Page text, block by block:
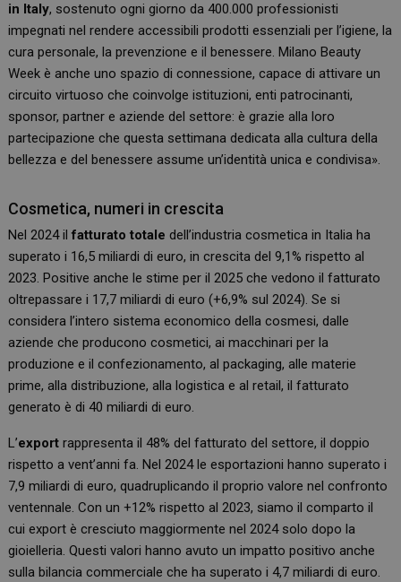
in Italy, sostenuto ogni giorno da 400.000 professionisti
impegnati nel rendere accessibili prodotti essenziali per l’igiene, la
cura personale, la prevenzione e il benessere. Milano Beauty
Week è anche uno spazio di connessione, capace di attivare un
circuito virtuoso che coinvolge istituzioni, enti patrocinanti,
sponsor, partner e aziende del settore: è grazie alla loro
partecipazione che questa settimana dedicata alla cultura della
bellezza e del benessere assume un’identità unica e condivisa».
Cosmetica, numeri in crescita
Nel 2024 ilfatturato totale dell’industria cosmetica in Italia ha
superato i 16,5 miliardi di euro, in crescita del 9,1% rispetto al
2023. Positive anche le stime per il 2025 che vedono il fatturato
oltrepassare i 17,7 miliardi di euro (+6,9% sul 2024). Se si
considera l’intero sistema economico della cosmesi, dalle
aziende che producono cosmetici, ai macchinari per la
produzione e il confezionamento, al packaging, alle materie
prime, alla distribuzione, alla logistica e al retail, il fatturato
generato è di 40 miliardi di euro.
L’export rappresenta il 48% del fatturato del settore, il doppio
rispetto a vent’anni fa. Nel 2024 le esportazioni hanno superato i
7,9 miliardi di euro, quadruplicando il proprio valore nel confronto
ventennale. Con un +12% rispetto al 2023, siamo il comparto il
cui export è cresciuto maggiormente nel 2024 solo dopo la
gioielleria. Questi valori hanno avuto un impatto positivo anche
sulla bilancia commerciale che ha superato i 4,7 miliardi di euro.